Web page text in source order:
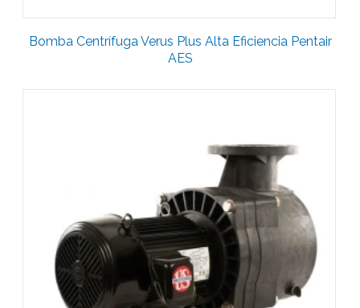
Bomba Centrífuga Verus Plus Alta Eficiencia Pentair
AES